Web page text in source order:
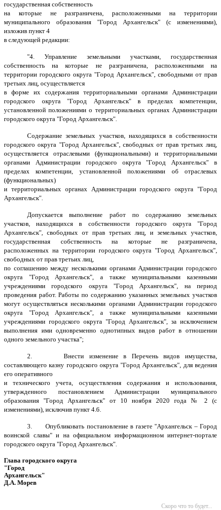
государственная собственность
на которые не разграничена, расположенными на территории
муниципального образования "Город Архангельск" (с изменениями),
изложив пункт 4
в следующей редакции:
"4. Управление земельными участками, государственная
собственность на которые не разграничена, расположенными на
территории городского округа "Город Архангельск", свободными от прав
третьих лиц, осуществляется
в форме их содержания территориальными органами Администрации
городского округа "Город Архангельск" в пределах компетенции,
установленной положениями о территориальных органах Администрации
городского округа "Город Архангельск".
Содержание земельных участков, находящихся в собственности
городского округа "Город Архангельск", свободных от прав третьих лиц,
осуществляется отраслевыми (функциональными) и территориальными
органами Администрации городского округа "Город Архангельск" в
пределах компетенции, установленной положениями об отраслевых
(функциональных)
и территориальных органах Администрации городского округа "Город
Архангельск".
Допускается выполнение работ по содержанию земельных
участков, находящихся в собственности городского округа "Город
Архангельск", свободных от прав третьих лиц, и земельных участков,
государственная собственность на которые не разграничена,
расположенных на территории городского округа "Город Архангельск",
свободных от прав третьих лиц,
по соглашению между несколькими органами Администрации городского
округа "Город Архангельск", а также муниципальными казенными
учреждениями городского округа "Город Архангельск", на период
проведения работ. Работы по содержанию указанных земельных участков
могут осуществляться несколькими органами Администрации городского
округа "Город Архангельск", а также муниципальными казенными
учреждениями городского округа "Город Архангельск", за исключением
выполнения ими одновременно однотипных видов работ в отношении
одного земельного участка";
2. Внести изменение в Перечень видов имущества,
составляющего казну городского округа "Город Архангельск", для ведения
его оперативного
и технического учета, осуществления содержания и использования,
утвержденного постановлением Администрации муниципального
образования "Город Архангельск" от 10 ноября 2020 года № 2 (с
изменениями), исключив пункт 4.6.
3. Опубликовать постановление в газете "Архангельск – Город
воинской славы" и на официальном информационном интернет-портале
городского округа "Город Архангельск".
Глава городского округа
"Город
Архангельск"
Д.А. Морев
Скоро что то будет...